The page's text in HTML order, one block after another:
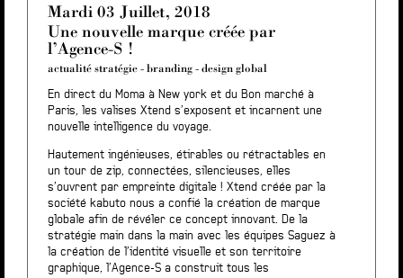
Mardi 03 Juillet, 2018
Une nouvelle marque créée par
l’Agence-S !
actualité stratégie - branding - design global
En direct du Moma à New york et du Bon marché à
Paris, les valises Xtend s’exposent et incarnent une
nouvelle intelligence du voyage.
Hautement ingénieuses, étirables ou rétractables en
un tour de zip, connectées, silencieuses, elles
s’ouvrent par empreinte digitale ! Xtend créée par la
société kabuto nous a confié la création de marque
globale afin de révéler ce concept innovant. De la
stratégie main dans la main avec les équipes Saguez à
la création de l’identité visuelle et son territoire
graphique, l’Agence-S a construit tous les